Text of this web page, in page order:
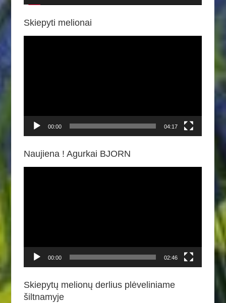
Skiepyti melionai
00:00 04:17
Naujiena ! Agurkai BJORN
00:00 02:46
Skiepytų melionų derlius plėveliniame
šiltnamyje